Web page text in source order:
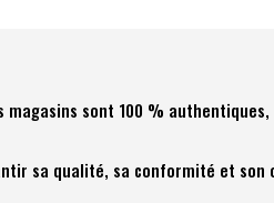
sont 100 %
sa qualité, sa conformité et son